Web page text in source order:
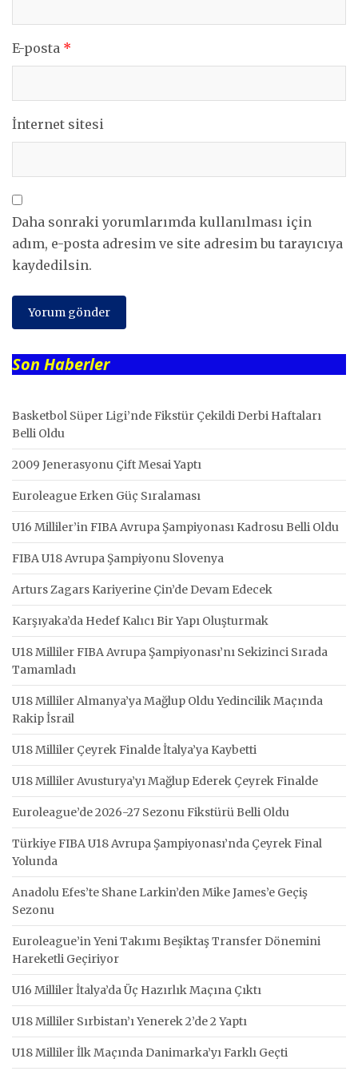
E-posta *
İnternet sitesi
Daha sonraki yorumlarımda kullanılması için
adım, e-posta adresim ve site adresim bu tarayıcıya
kaydedilsin.
Son Haberler
Basketbol Süper Ligi’nde Fikstür Çekildi Derbi Haftaları
Belli Oldu
2009 Jenerasyonu Çift Mesai Yaptı
Euroleague Erken Güç Sıralaması
U16 Milliler’in FIBA Avrupa Şampiyonası Kadrosu Belli Oldu
FIBA U18 Avrupa Şampiyonu Slovenya
Arturs Zagars Kariyerine Çin’de Devam Edecek
Karşıyaka’da Hedef Kalıcı Bir Yapı Oluşturmak
U18 Milliler FIBA Avrupa Şampiyonası’nı Sekizinci Sırada
Tamamladı
U18 Milliler Almanya’ya Mağlup Oldu Yedincilik Maçında
Rakip İsrail
U18 Milliler Çeyrek Finalde İtalya’ya Kaybetti
U18 Milliler Avusturya’yı Mağlup Ederek Çeyrek Finalde
Euroleague’de 2026-27 Sezonu Fikstürü Belli Oldu
Türkiye FIBA U18 Avrupa Şampiyonası’nda Çeyrek Final
Yolunda
Anadolu Efes’te Shane Larkin’den Mike James’e Geçiş
Sezonu
Euroleague’in Yeni Takımı Beşiktaş Transfer Dönemini
Hareketli Geçiriyor
U16 Milliler İtalya’da Üç Hazırlık Maçına Çıktı
U18 Milliler Sırbistan’ı Yenerek 2’de 2 Yaptı
U18 Milliler İlk Maçında Danimarka’yı Farklı Geçti